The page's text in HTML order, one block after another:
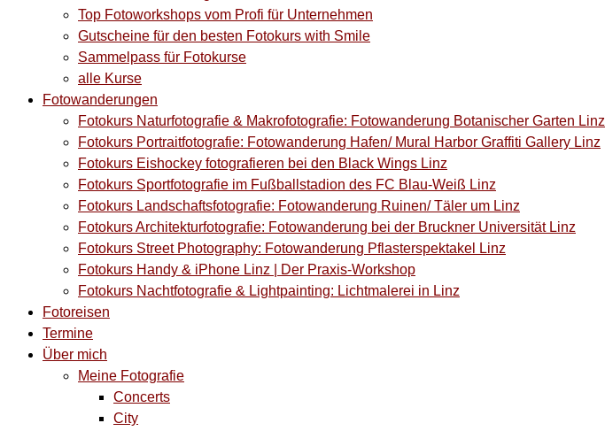
Top Fotoworkshops vom Profi für Unternehmen
Gutscheine für den besten Fotokurs with Smile
Sammelpass für Fotokurse
alle Kurse
Fotowanderungen
Fotokurs Naturfotografie & Makrofotografie: Fotowanderung Botanischer Garten Linz
Fotokurs Portraitfotografie: Fotowanderung Hafen/ Mural Harbor Graffiti Gallery Linz
Fotokurs Eishockey fotografieren bei den Black Wings Linz
Fotokurs Sportfotografie im Fußballstadion des FC Blau-Weiß Linz
Fotokurs Landschaftsfotografie: Fotowanderung Ruinen/ Täler um Linz
Fotokurs Architekturfotografie: Fotowanderung bei der Bruckner Universität Linz
Fotokurs Street Photography: Fotowanderung Pflasterspektakel Linz
Fotokurs Handy & iPhone Linz | Der Praxis-Workshop
Fotokurs Nachtfotografie & Lightpainting: Lichtmalerei in Linz
Fotoreisen
Termine
Über mich
Meine Fotografie
Concerts
City